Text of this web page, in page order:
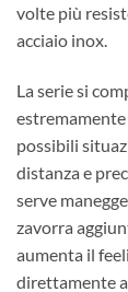
volte più
acciaio inox.
La serie si
possibili
distanza e
serve
zavorra
aumenta il
direttamente